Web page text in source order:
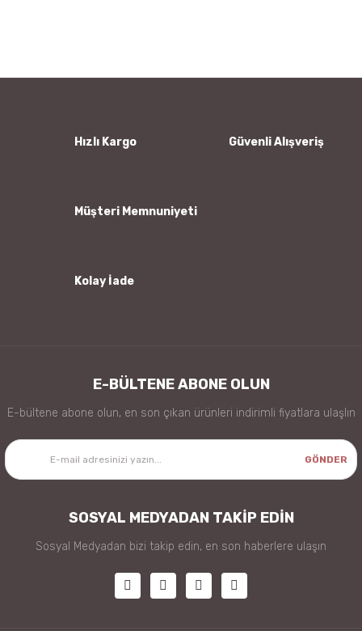
Ürün bilgilerinde hatalar bulunuyor.
Hızlı Kargo Güvenli Alışveriş
Müşteri Memnuniyeti
Kolay İade
E-BÜLTENE ABONE OLUN
E-bültene abone olun, en son çıkan ürünleri indirimli fiyatlara ulaşlın
GÖNDER
SOSYAL MEDYADAN TAKİP EDİN
Sosyal Medyadan bizi takip edin, en son haberlere ulaşın